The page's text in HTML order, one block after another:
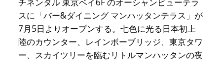
スに「バー&ダイニング マンハッタンテラス」が
7月5日よりオープンする。七色に光る日本初上
陸のカウンター、レインボーブリッジ、東京タワ
ー、スカイツリーを臨むリトルマンハッタンの夜